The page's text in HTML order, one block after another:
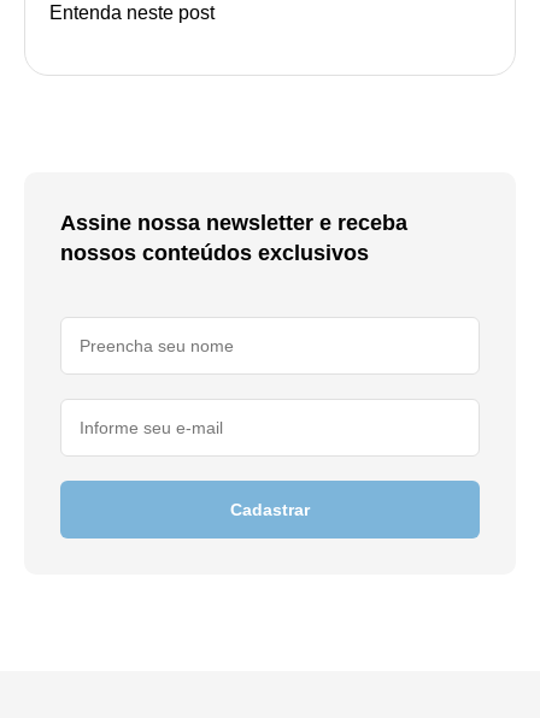
Entenda neste post
Assine nossa newsletter e receba
nossos conteúdos exclusivos
Cadastrar